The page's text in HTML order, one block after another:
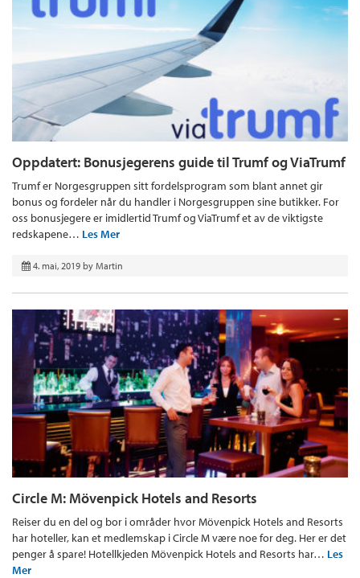
Oppdatert: Bonusjegerens guide til Trumf og ViaTrumf
Trumf er Norgesgruppen sitt fordelsprogram som blant annet gir
bonus og fordeler når du handler i Norgesgruppen sine butikker. For
oss bonusjegere er imidlertid Trumf og ViaTrumf et av de viktigste
redskapene… Les Mer
4. mai, 2019 by Martin
Circle M: Mövenpick Hotels and Resorts
Reiser du en del og bor i områder hvor Mövenpick Hotels and Resorts
har hoteller, kan et medlemskap i Circle M være noe for deg. Her er det
penger å spare! Hotellkjeden Mövenpick Hotels and Resorts har… Les
Mer